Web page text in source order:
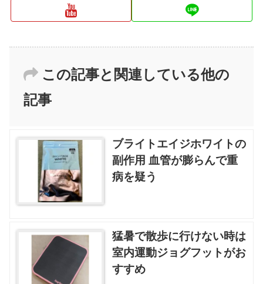
この記事と関連している他の
記事
ブライトエイジホワイトの
副作用 血管が膨らんで重
病を疑う
猛暑で散歩に行けない時は
室内運動ジョグフットがお
すすめ